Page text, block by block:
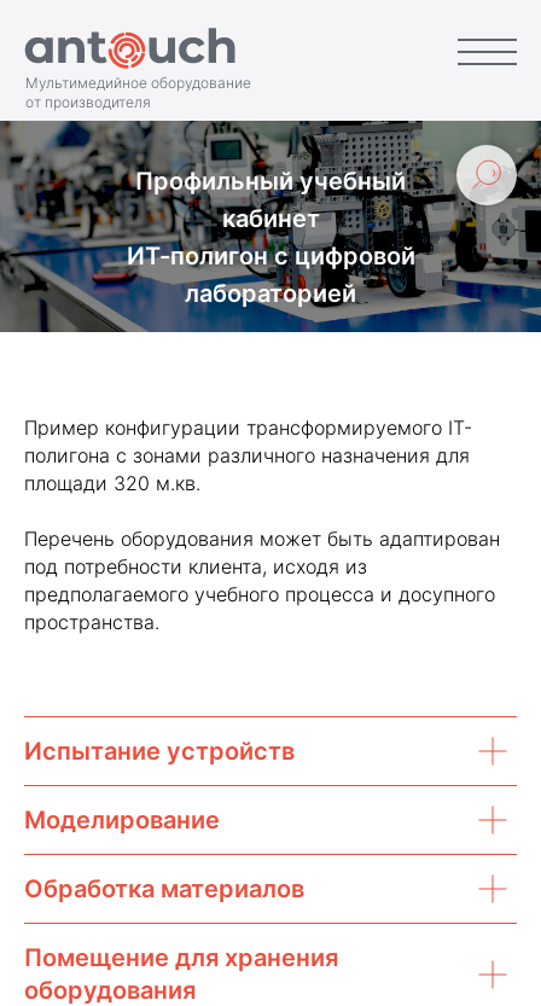
Мультимедийное оборудование
от производителя
Профильный учебный
кабинет
ИТ-полигон с цифровой
лабораторией
Пример конфигурации трансформируемого IT-
полигона с зонами различного назначения для
площади 320 м.кв.
Перечень оборудования может быть адаптирован
под потребности клиента, исходя из
предполагаемого учебного процесса и досупного
пространства.
Испытание устройств
Моделирование
Обработка материалов
Помещение для хранения
оборудования